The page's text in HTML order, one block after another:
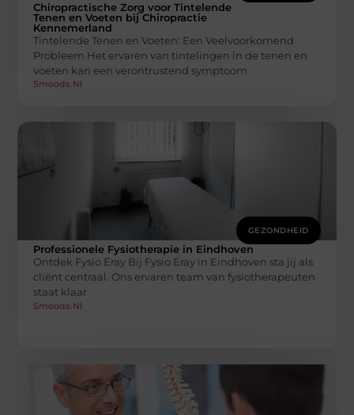
Chiropractische Zorg voor Tintelende
Tenen en Voeten bij Chiropractie
Kennemerland
Tintelende Tenen en Voeten: Een Veelvoorkomend
Probleem Het ervaren van tintelingen in de tenen en
voeten kan een verontrustend symptoom
Smoods.nl
GEZONDHEID
Professionele Fysiotherapie in Eindhoven
Ontdek Fysio Eray Bij Fysio Eray in Eindhoven sta jij als
cliënt centraal. Ons ervaren team van fysiotherapeuten
staat klaar
Smoods.nl